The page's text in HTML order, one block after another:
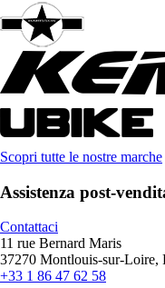
Scopri tutte le nostre marche
Assistenza post-
Contattaci
11 rue Bernard Maris
37270 Montlouis-sur-Loire,
+33 1 86 47 62 58